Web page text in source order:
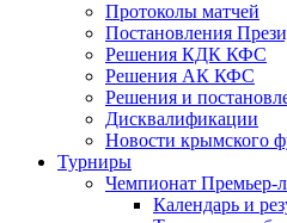
Протоколы матчей
Постановления
Решения КДК КФС
Решения АК КФС
Решения и
Дисквалификации
Новости крымского
Турниры
Чемпионат
Календарь и